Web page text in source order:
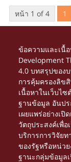
หน้า 1 of 4 1
ข้อความและเนื้
Development
4.0 บทสรุปของ
การคุ้มครองลิข
เนื้อหาในเว็บไ
ฐานข้อมูล อันปร
เผยแพร่อย่างเ
วัตถุประสงค์เพื่
บริการการวิจัย
ของรัฐหรือหน่ว
ฐานะกลุ่มข้อมูล